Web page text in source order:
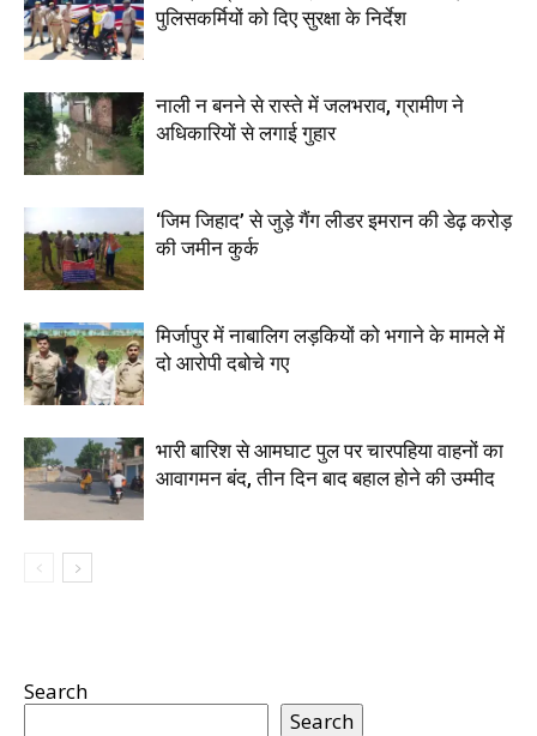
पुलिसकर्मियों को दिए सुरक्षा के निर्देश
नाली न बनने से रास्ते में जलभराव, ग्रामीण ने
अधिकारियों से लगाई गुहार
‘जिम जिहाद’ से जुड़े गैंग लीडर इमरान की डेढ़ करोड़
की जमीन कुर्क
मिर्जापुर में नाबालिग लड़कियों को भगाने के मामले में
दो आरोपी दबोचे गए
भारी बारिश से आमघाट पुल पर चारपहिया वाहनों का
आवागमन बंद, तीन दिन बाद बहाल होने की उम्मीद
Search
Search